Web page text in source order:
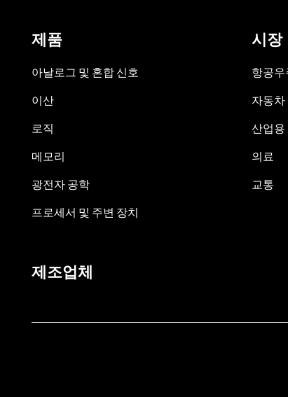
제품
아날로그 및 혼합 신호
이산
로직
메모리
광전자 공학
프로세서 및 주변 장치
시장
항공우
자동차
산업용
의료
교통
제조업체